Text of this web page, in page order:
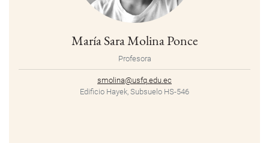
María Sara Molina Ponce
Profesora
smolina@usfq.edu.ec
Edificio Hayek, Subsuelo HS-546